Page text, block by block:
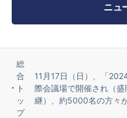
ニュ
総
合
ト
ッ
プ
11月17日（日）、「
際会議場で開催され（
継）、約5000名の方々